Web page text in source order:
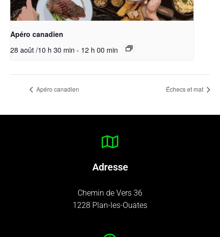
Apéro canadien
28 août /10 h 30 min - 12 h 00 min
Apéro canadien Échecs et mat
Adresse
Chemin de Vers 36
1228 Plan-les-Ouates